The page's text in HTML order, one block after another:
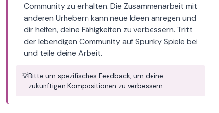
Community zu erhalten. Die Zusammenarbeit mit
anderen Urhebern kann neue Ideen anregen und
dir helfen, deine Fähigkeiten zu verbessern. Tritt
der lebendigen Community auf Spunky Spiele bei
und teile deine Arbeit.
💡Bitte um spezifisches Feedback, um deine
zukünftigen Kompositionen zu verbessern.